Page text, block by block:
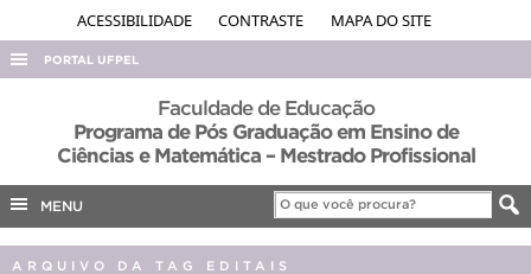
ACESSIBILIDADE CONTRASTE MAPA DO SITE
PORTAL UFPEL
ACESSO À INFORMAÇÃO
AUDITORIA
EDITAIS
Faculdade de Educação
Programa de Pós Graduação em Ensino de
Ciências e Matemática – Mestrado Profissional
MENU
ARQUIVO DA TAG EDITAIS